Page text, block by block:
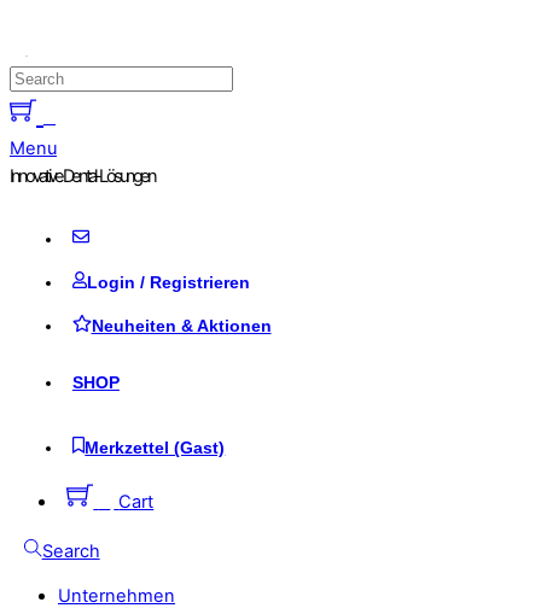
Menu
Innovative Dental-Lösungen
Login / Registrieren
Neuheiten & Aktionen
SHOP
Merkzettel (Gast)
Cart
Search
Unternehmen